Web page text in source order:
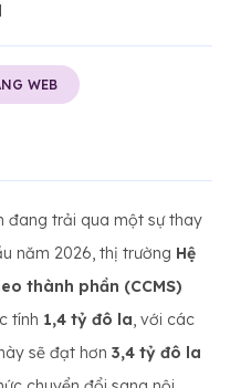
WEB
đang trải qua một sự thay
năm 2026, thị trường Hệ
thành phần (CCMS)
tính 1,4 tỷ đô la, với các
sẽ đạt hơn 3,4 tỷ đô la